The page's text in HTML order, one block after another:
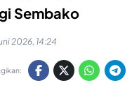
Sembako
2026, 14:24